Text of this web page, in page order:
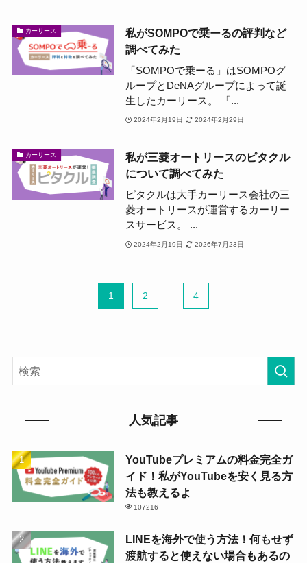
カーリース
私がSOMPOで乗ーるの評判など
調べてみた
「SOMPOで乗ーる」はSOMPOグ
ループとDeNAグループによって誕
生したカーリース。 「...
2024年2月19日 2024年2月29日
カーリース
私が三菱オートリースのピタクル
について調べてみた
ピタクルは大手カーリース会社の三
菱オートリースが運営するカーリー
スサービス。 ...
2024年2月19日 2026年7月23日
1 2 4
人気記事
YouTubeプレミアムの料金完全ガ
イド！私がYouTubeを安く見る方
法も教えるよ
107216
LINEを海外で使う方法！何もせず
渡航すると使えない場合もあるの